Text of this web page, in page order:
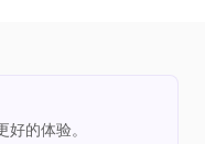
的体验。